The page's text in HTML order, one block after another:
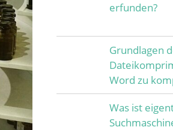
erfunden?
Grundlagen
Word zu
Was ist